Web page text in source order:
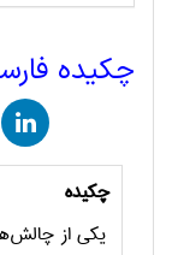
چکیده
چکیده
یکی از